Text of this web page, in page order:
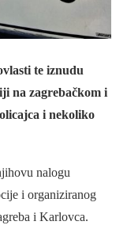
te iznudu
na zagrebačkom i
i nekoliko
nalogu
i organiziranog
i Karlovca.